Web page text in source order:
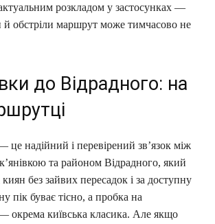
розкладом у застосунках —
й обстріли маршрут може тимчасово не
до Відрадного: на
надійний і перевірений зв’язок між
та районом Відрадного, який
без зайвих пересадок і за доступну
пік буває тісно, а пробка на
окрема київська класика. Але якщо